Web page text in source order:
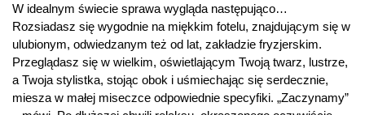
W idealnym świecie sprawa wygląda następująco…
Rozsiadasz się wygodnie na miękkim fotelu, znajdującym się w
ulubionym, odwiedzanym też od lat, zakładzie fryzjerskim.
Przeglądasz się w wielkim, oświetlającym Twoją twarz, lustrze,
a Twoja stylistka, stojąc obok i uśmiechając się serdecznie,
miesza w małej miseczce odpowiednie specyfiki. „Zaczynamy”